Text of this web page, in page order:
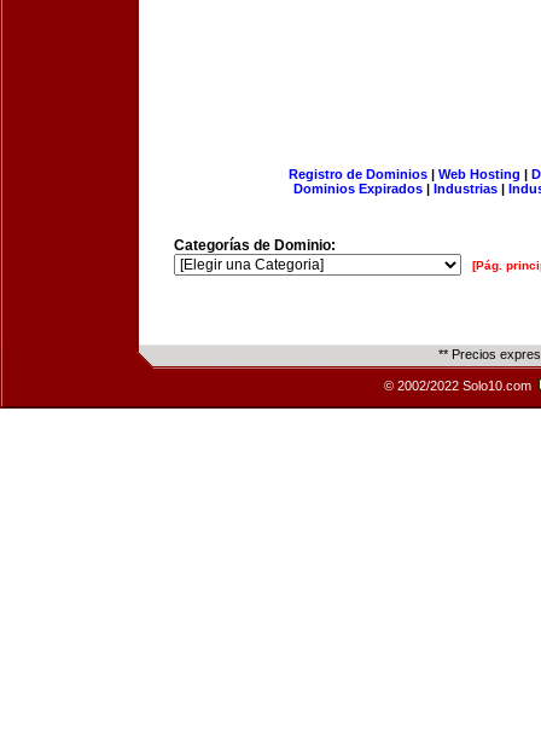
Registro de Dominios| Web Hosting |
Dominios Expirados | Industrias |
Categorías de Dominio:
[Pág.
** Precios
© 2002/2022 Solo10.com